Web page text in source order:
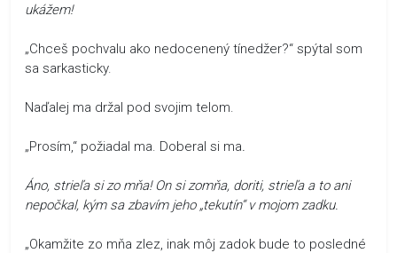
ukážem!
„Chceš pochvalu ako nedocenený tínedžer?“ spýtal som
sa sarkasticky.
Naďalej ma držal pod svojim telom.
„Prosím,“ požiadal ma. Doberal si ma.
Áno, strieľa si zo mňa! On si zomňa, doriti, strieľa a to ani
nepočkal, kým sa zbavím jeho „tekutín“ v mojom zadku.
„Okamžite zo mňa zlez, inak môj zadok bude to posledné